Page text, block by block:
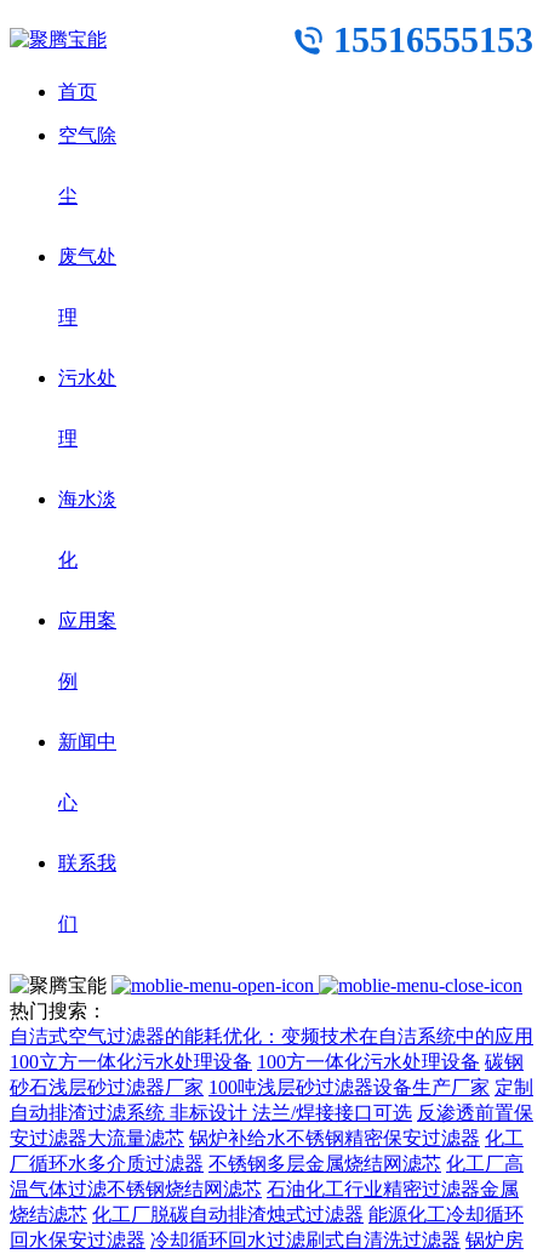
15516555153
首页
空气除
尘
废气处
理
污水处
理
海水淡
化
应用案
例
新闻中
心
联系我
们
热门搜索：
自洁式空气过滤器的能耗优化：变频技术在自洁系统中的应用
100立方一体化污水处理设备 100方一体化污水处理设备 碳钢
砂石浅层砂过滤器厂家 100吨浅层砂过滤器设备生产厂家 定制
自动排渣过滤系统 非标设计 法兰/焊接接口可选‌ 反渗透前置保
安过滤器大流量滤芯 锅炉补给水不锈钢精密保安过滤器 化工
厂循环水多介质过滤器 不锈钢多层金属烧结网滤芯 化工厂高
温气体过滤不锈钢烧结网滤芯 石油化工行业精密过滤器金属
烧结滤芯 化工厂脱碳自动排渣烛式过滤器 能源化工冷却循环
回水保安过滤器 冷却循环回水过滤刷式自清洗过滤器 锅炉房